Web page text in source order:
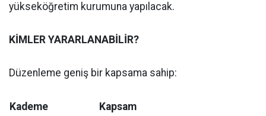
yükseköğretim kurumuna yapılacak.
KİMLER YARARLANABİLİR?
Düzenleme geniş bir kapsama sahip:
Kademe Kapsam